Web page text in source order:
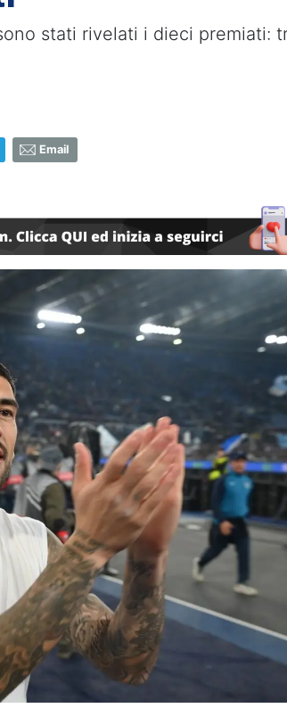
stati rivelati i dieci premiati:
Email